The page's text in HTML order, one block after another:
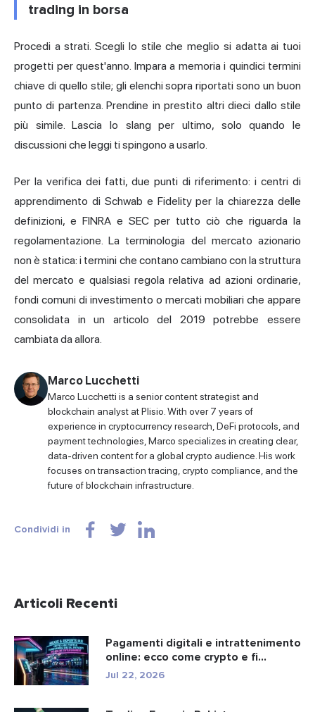
trading in borsa
Procedi a strati. Scegli lo stile che meglio si adatta ai tuoi
progetti per quest'anno. Impara a memoria i quindici termini
chiave di quello stile; gli elenchi sopra riportati sono un buon
punto di partenza. Prendine in prestito altri dieci dallo stile
più simile. Lascia lo slang per ultimo, solo quando le
discussioni che leggi ti spingono a usarlo.
Per la verifica dei fatti, due punti di riferimento: i centri di
apprendimento di Schwab e Fidelity per la chiarezza delle
definizioni, e FINRA e SEC per tutto ciò che riguarda la
regolamentazione. La terminologia del mercato azionario
non è statica: i termini che contano cambiano con la struttura
del mercato e qualsiasi regola relativa ad azioni ordinarie,
fondi comuni di investimento o mercati mobiliari che appare
consolidata in un articolo del 2019 potrebbe essere
cambiata da allora.
Marco Lucchetti
Marco Lucchetti is a senior content strategist and
blockchain analyst at Plisio. With over 7 years of
experience in cryptocurrency research, DeFi protocols, and
payment technologies, Marco specializes in creating clear,
data-driven content for a global crypto audience. His work
focuses on transaction tracing, crypto compliance, and the
future of blockchain infrastructure.
Condividi in
Articoli Recenti
Pagamenti digitali e intrattenimento
online: ecco come crypto e fi...
Jul 22, 2026